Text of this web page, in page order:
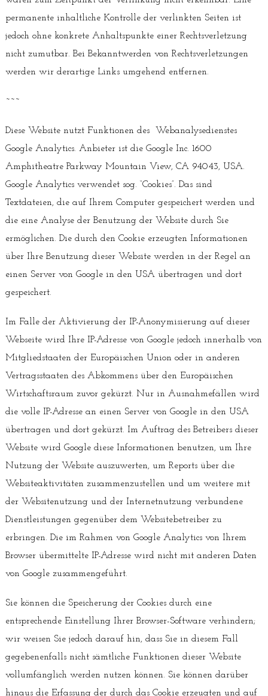
permanente inhaltliche Kontrolle der verlinkten Seiten ist
jedoch ohne konkrete Anhaltspunkte einer Rechtsverletzung
nicht zumutbar. Bei Bekanntwerden von Rechtsverletzungen
werden wir derartige Links umgehend entfernen.
~~~
Diese Website nutzt Funktionen des Webanalysedienstes
Google Analytics. Anbieter ist die Google Inc. 1600
Amphitheatre Parkway Mountain View, CA 94043, USA.
Google Analytics verwendet sog. “Cookies”. Das sind
Textdateien, die auf Ihrem Computer gespeichert werden und
die eine Analyse der Benutzung der Website durch Sie
ermöglichen. Die durch den Cookie erzeugten Informationen
über Ihre Benutzung dieser Website werden in der Regel an
einen Server von Google in den USA übertragen und dort
gespeichert.
Im Falle der Aktivierung der IP-Anonymisierung auf dieser
Webseite wird Ihre IP-Adresse von Google jedoch innerhalb von
Mitgliedstaaten der Europäischen Union oder in anderen
Vertragsstaaten des Abkommens über den Europäischen
Wirtschaftsraum zuvor gekürzt. Nur in Ausnahmefällen wird
die volle IP-Adresse an einen Server von Google in den USA
übertragen und dort gekürzt. Im Auftrag des Betreibers dieser
Website wird Google diese Informationen benutzen, um Ihre
Nutzung der Website auszuwerten, um Reports über die
Websiteaktivitäten zusammenzustellen und um weitere mit
der Websitenutzung und der Internetnutzung verbundene
Dienstleistungen gegenüber dem Websitebetreiber zu
erbringen. Die im Rahmen von Google Analytics von Ihrem
Browser übermittelte IP-Adresse wird nicht mit anderen Daten
von Google zusammengeführt.
Sie können die Speicherung der Cookies durch eine
entsprechende Einstellung Ihrer Browser-Software verhindern;
wir weisen Sie jedoch darauf hin, dass Sie in diesem Fall
gegebenenfalls nicht sämtliche Funktionen dieser Website
vollumfänglich werden nutzen können. Sie können darüber
hinaus die Erfassung der durch das Cookie erzeugten und auf